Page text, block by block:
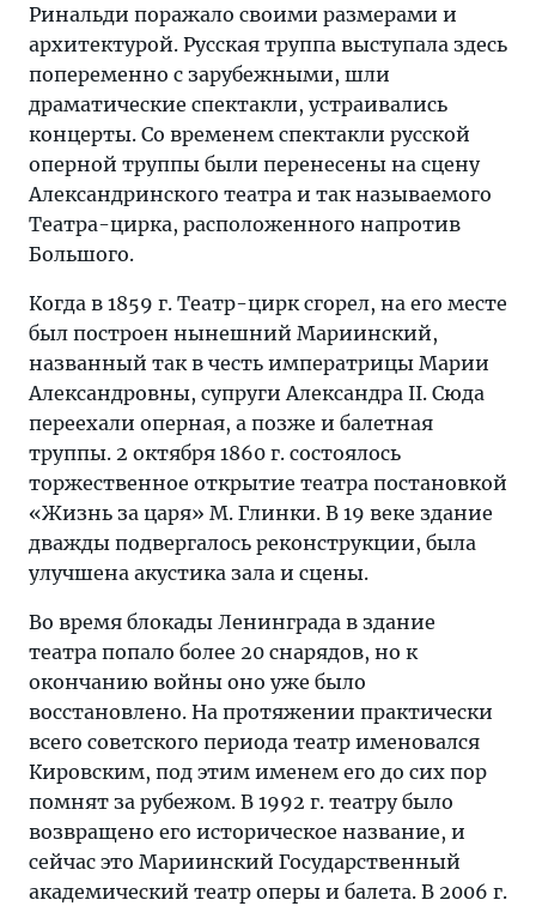
Ринальди поражало своими размерами и
архитектурой. Русская труппа выступала здесь
попеременно с зарубежными, шли
драматические спектакли, устраивались
концерты. Со временем спектакли русской
оперной труппы были перенесены на сцену
Александринского театра и так называемого
Театра-цирка, расположенного напротив
Большого.
Когда в 1859 г. Театр-цирк сгорел, на его месте
был построен нынешний Мариинский,
названный так в честь императрицы Марии
Александровны, супруги Александра II. Сюда
переехали оперная, а позже и балетная
труппы. 2 октября 1860 г. состоялось
торжественное открытие театра постановкой
«Жизнь за царя» М. Глинки. В 19 веке здание
дважды подвергалось реконструкции, была
улучшена акустика зала и сцены.
Во время блокады Ленинграда в здание
театра попало более 20 снарядов, но к
окончанию войны оно уже было
восстановлено. На протяжении практически
всего советского периода театр именовался
Кировским, под этим именем его до сих пор
помнят за рубежом. В 1992 г. театру было
возвращено его историческое название, и
сейчас это Мариинский Государственный
академический театр оперы и балета. В 2006 г.